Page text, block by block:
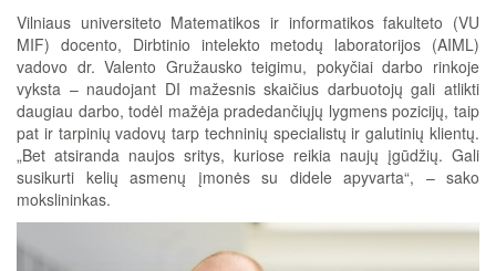
Vilniaus universiteto Matematikos ir informatikos fakulteto (VU
MIF) docento, Dirbtinio intelekto metodų laboratorijos (AIML)
vadovo dr. Valento Gružausko teigimu, pokyčiai darbo rinkoje
vyksta – naudojant DI mažesnis skaičius darbuotojų gali atlikti
daugiau darbo, todėl mažėja pradedančiųjų lygmens pozicijų, taip
pat ir tarpinių vadovų tarp techninių specialistų ir galutinių klientų.
„Bet atsiranda naujos sritys, kuriose reikia naujų įgūdžių. Gali
susikurti kelių asmenų įmonės su didele apyvarta“, – sako
mokslininkas.